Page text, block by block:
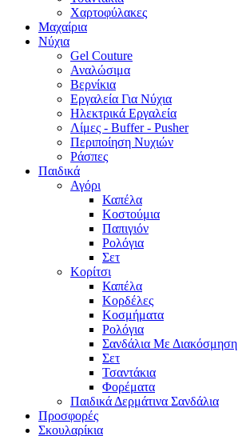
Χαρτοφύλακες
Μαχαίρια
Νύχια
Gel Couture
Αναλώσιμα
Βερνίκια
Εργαλεία Για Νύχια
Ηλεκτρικά Εργαλεία
Λίμες - Buffer - Pusher
Περιποίηση Νυχιών
Ράσπες
Παιδικά
Αγόρι
Καπέλα
Κοστούμια
Παπιγιόν
Ρολόγια
Σετ
Κορίτσι
Καπέλα
Κορδέλες
Κοσμήματα
Ρολόγια
Σανδάλια Με Διακόσμηση
Σετ
Τσαντάκια
Φορέματα
Παιδικά Δερμάτινα Σανδάλια
Προσφορές
Σκουλαρίκια